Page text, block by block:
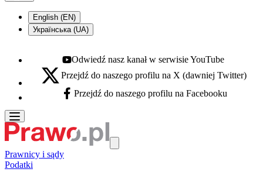
English (EN)
Українська (UA)
Youtube - otwiera się w nowej karcie
Odwiedź nasz kanał w serwisie YouTube
X - otwiera się w nowej karcie
Przejdź do naszego profilu na X (dawniej Twitter)
Facebook - otwiera się w nowej karcie
Przejdź do naszego profilu na Facebooku
Prawnicy i sądy
Podatki